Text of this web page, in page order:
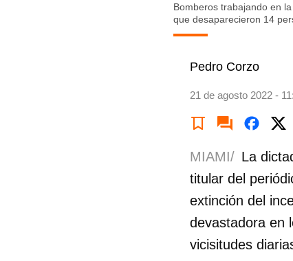
Bomberos trabajando en
que desaparecieron 14
Pedro Corzo
21 de agosto 2022 -
MIAMI/ La
titular del
extinción del
devastadora en
vicisitudes